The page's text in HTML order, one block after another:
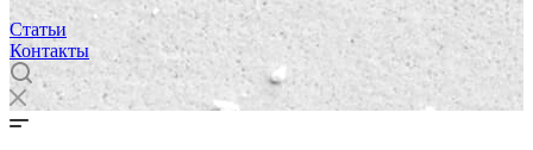
Статьи
Контакты